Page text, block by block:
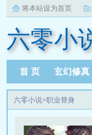
将本站设为首页
六零小
首 页 玄幻修真
六零小说>职业替身